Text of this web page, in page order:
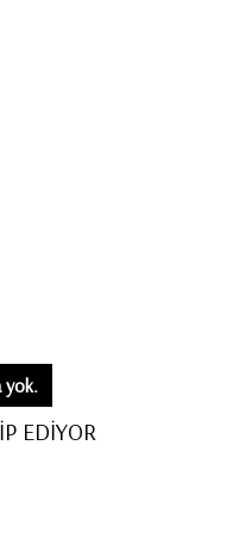
yok.
EDİYOR